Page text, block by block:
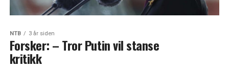
NTB 3 år siden
Forsker: – Tror Putin vil stanse
kritikk